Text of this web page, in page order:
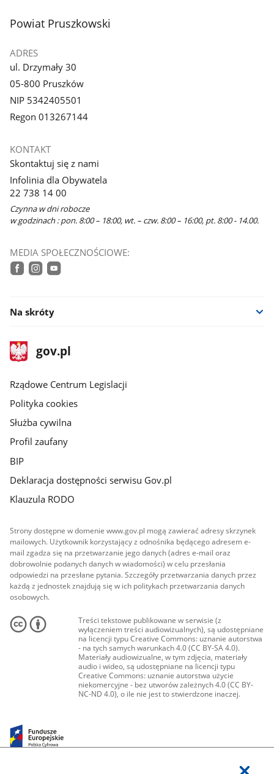
galerii.
stopka
Powiat Pruszkowski
ADRES
ul. Drzymały 30
05-800 Pruszków
NIP 5342405501
Regon 013267144
KONTAKT
Skontaktuj się z nami
Infolinia dla Obywatela
22 738 14 00
Czynna w dni robocze
w godzinach : pon. 8:00 – 18:00, wt. – czw. 8:00 – 16:00, pt. 8:00 - 14.00.
MEDIA SPOŁECZNOŚCIOWE:
Na skróty
stopka
gov.plStrona
gov.pl
Rządowe Centrum Legislacji
Polityka cookies
Służba cywilna
Profil zaufany
BIP
Deklaracja dostępności serwisu Gov.pl
Klauzula RODO
Strony dostępne w domenie www.gov.pl mogą zawierać adresy skrzynek
mailowych. Użytkownik korzystający z odnośnika będącego adresem e-
mail zgadza się na przetwarzanie jego danych (adres e-mail oraz
dobrowolnie podanych danych w wiadomości) w celu przesłania
odpowiedzi na przesłane pytania. Szczegóły przetwarzania danych przez
każdą z jednostek znajdują się w ich politykach przetwarzania danych
osobowych.
Treści tekstowe publikowane w serwisie (z
wyłączeniem treści audiowizualnych), są udostępniane
na licencji typu Creative Commons: uznanie autorstwa
- na tych samych warunkach 4.0 (CC BY-SA 4.0).
Materiały audiowizualne, w tym zdjęcia, materiały
audio i wideo, są udostępniane na licencji typu
Creative Commons: uznanie autorstwa użycie
niekomercyjne - bez utworów zależnych 4.0 (CC BY-
NC-ND 4.0), o ile nie jest to stwierdzone inaczej.